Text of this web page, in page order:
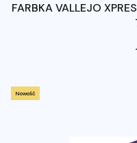
FARBKA VALLEJO
Nowość